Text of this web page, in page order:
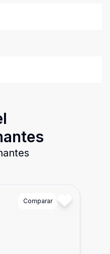
Comparar